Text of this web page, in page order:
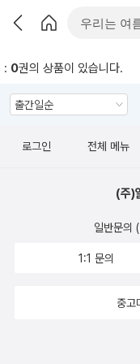
: 0권의 상품이 있습니다.
로그인 전체 메뉴
(주)
일반문의
1:1 문의
중고